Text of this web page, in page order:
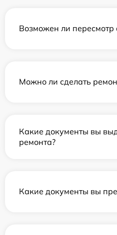
Возможен ли пересмотр
Можно ли сделать
Какие документы вы
ремонта?
Какие документы вы